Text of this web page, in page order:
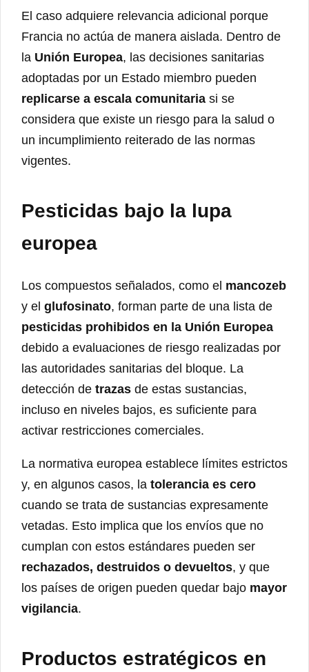
El caso adquiere relevancia adicional porque
Francia no actúa de manera aislada. Dentro de
la Unión Europea, las decisiones sanitarias
adoptadas por un Estado miembro pueden
replicarse a escala comunitaria si se
considera que existe un riesgo para la salud o
un incumplimiento reiterado de las normas
vigentes.
Pesticidas bajo la lupa
europea
Los compuestos señalados, como el mancozeb
y el glufosinato, forman parte de una lista de
pesticidas prohibidos en la Unión Europea
debido a evaluaciones de riesgo realizadas por
las autoridades sanitarias del bloque. La
detección de trazas de estas sustancias,
incluso en niveles bajos, es suficiente para
activar restricciones comerciales.
La normativa europea establece límites estrictos
y, en algunos casos, la tolerancia es cero
cuando se trata de sustancias expresamente
vetadas. Esto implica que los envíos que no
cumplan con estos estándares pueden ser
rechazados, destruidos o devueltos, y que
los países de origen pueden quedar bajo mayor
vigilancia.
Productos estratégicos en